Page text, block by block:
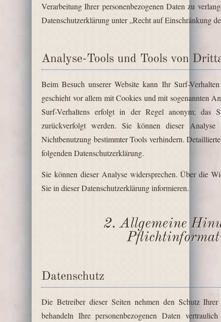
Verarbeitung Ihrer personenbezogenen Daten zu
Datenschutzerklärung unter „Recht auf Einschränkung
Analyse-Tools und Tools von
Beim Besuch unserer Website kann Ihr Surf-
geschieht vor allem mit Cookies und mit sogenannten
Surf-Verhaltens erfolgt in der Regel anonym; das
zurückverfolgt werden. Sie können dieser
Nichtbenutzung bestimmter Tools verhindern.
folgenden Datenschutzerklärung.
Sie können dieser Analyse widersprechen. Über die
Sie in dieser Datenschutzerklärung informieren.
2. Allgemeine
Datenschutz
Die Betreiber dieser Seiten nehmen den Schutz
behandeln Ihre personenbezogenen Daten